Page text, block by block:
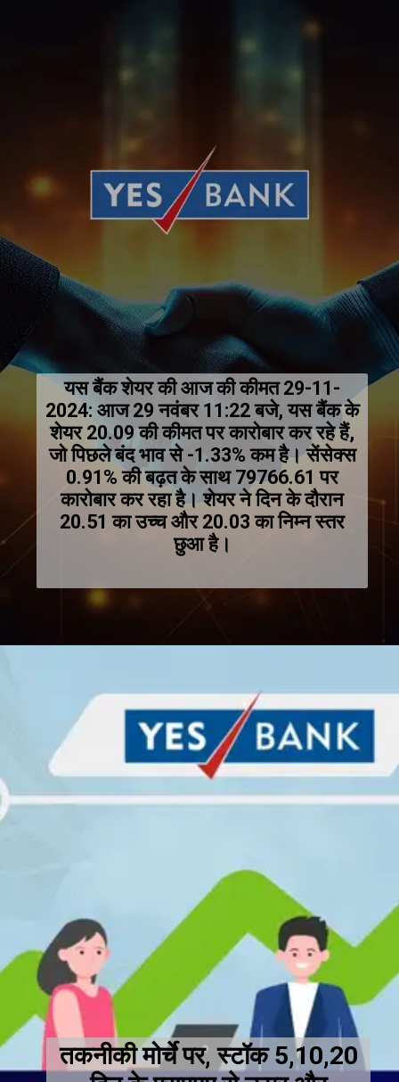
यस बैंक शेयर की आज की कीमत 29-11-
2024: आज 29 नवंबर 11:22 बजे, यस बैंक के
शेयर ₹20.09 की कीमत पर कारोबार कर रहे हैं,
जो पिछले बंद भाव से -1.33% कम है। सेंसेक्स
0.91% की बढ़त के साथ ₹79766.61 पर
कारोबार कर रहा है। शेयर ने दिन के दौरान
₹20.51 का उच्च और ₹20.03 का निम्न स्तर
छुआ है।
तकनीकी मोर्चे पर, स्टॉक 5,10,20